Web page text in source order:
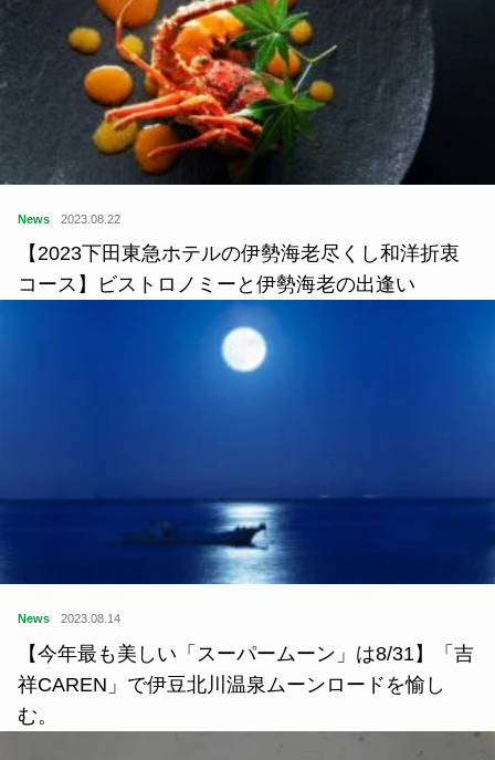
News 2023.08.22
【2023下田東急ホテルの伊勢海老尽くし和洋折衷
コース】ビストロノミーと伊勢海老の出逢い
News 2023.08.14
【今年最も美しい「スーパームーン」は8/31】「吉
祥CAREN」で伊豆北川温泉ムーンロードを愉し
む。